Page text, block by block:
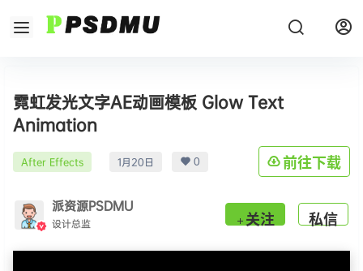
霓虹发光文字AE动画模板 Glow Text
Animation
After Effects 1月20日 0 前往下载
派资源PSDMU
设计总监 关注 私信